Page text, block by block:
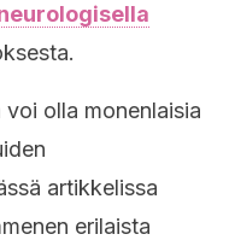
olla monenlaisia
artikkelissa
erilaista